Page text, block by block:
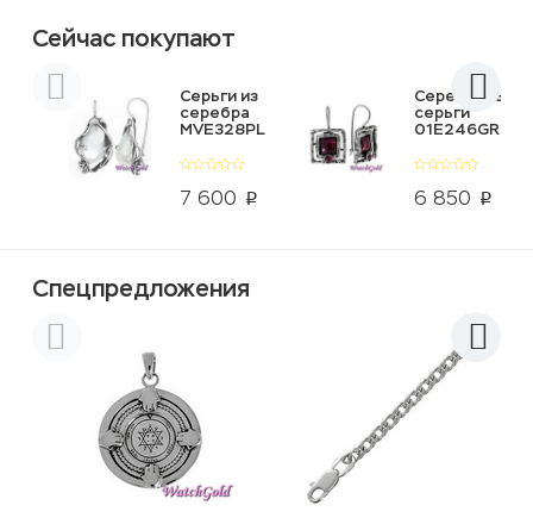
Сейчас покупают
7 600 p
Серьги из
серебра
MVE328PL
6 850 p
Серебряные
серьги
01E246GR
Спецпредложения